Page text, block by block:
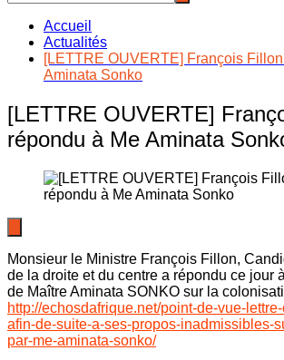
Accueil
Actualités
[LETTRE OUVERTE] François
Aminata Sonko
[LETTRE OUVERTE]
répondu à Me Aminata
Monsieur le Ministre François Fillon,
de la droite et du centre a répondu ce jour
de Maître Aminata SONKO sur la
http://echosdafrique.net/point-de-vue-
afin-de-suite-a-ses-propos-inadmissibles-
par-me-aminata-sonko/